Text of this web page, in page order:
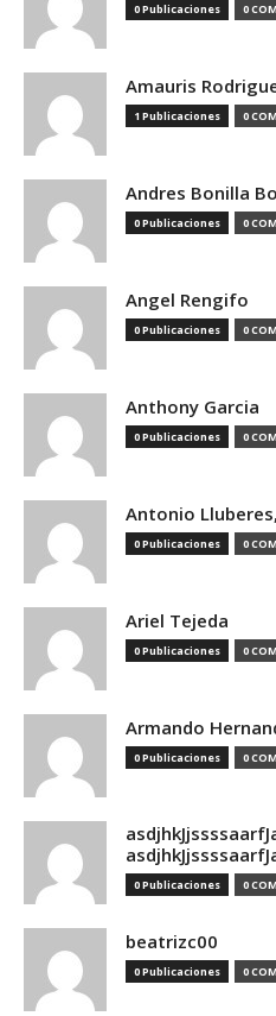
0 Publicaciones 0
Amauris
1 Publicaciones 0
Andres Bonilla
0 Publicaciones 0
Angel Rengifo
0 Publicaciones 0
Anthony Garcia
0 Publicaciones 0
Antonio Lluberes,
0 Publicaciones 0
Ariel Tejeda
0 Publicaciones 0
Armando
0 Publicaciones 0
0 Publicaciones 0
beatrizc00
0 Publicaciones 0